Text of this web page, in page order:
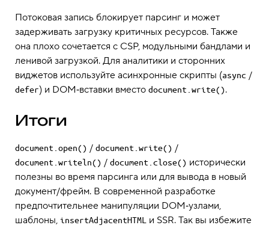
Потоковая запись блокирует парсинг и может
задерживать загрузку критичных ресурсов. Также
она плохо сочетается с CSP, модульными бандлами и
ленивой загрузкой. Для аналитики и сторонних
виджетов используйте асинхронные скрипты (async /
defer) и DOM‑вставки вместо document.write().
Итоги
document.open() / document.write() /
document.writeln() / document.close() исторически
полезны во время парсинга или для вывода в новый
документ/фрейм. В современной разработке
предпочтительнее манипуляции DOM‑узлами,
шаблоны, insertAdjacentHTML
и SSR. Так вы избежите